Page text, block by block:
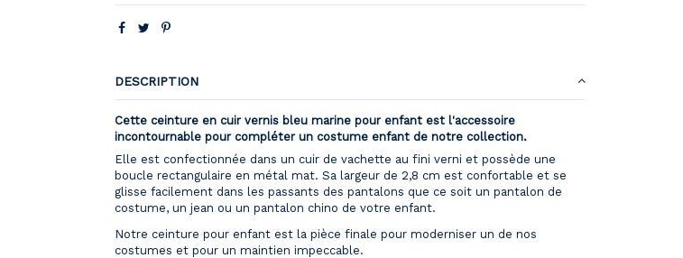
DESCRIPTION
Cette ceinture en cuir vernis bleu marine pour enfant est l'accessoire
incontournable pour compléter un costume enfant de notre collection.
Elle est confectionnée dans un cuir de vachette au fini verni et possède une
boucle rectangulaire en métal mat. Sa largeur de 2,8 cm est confortable et se
glisse facilement dans les passants des pantalons que ce soit un pantalon de
costume, un jean ou un pantalon chino de votre enfant.
Notre ceinture pour enfant est la pièce finale pour moderniser un de nos
costumes et pour un maintien impeccable.